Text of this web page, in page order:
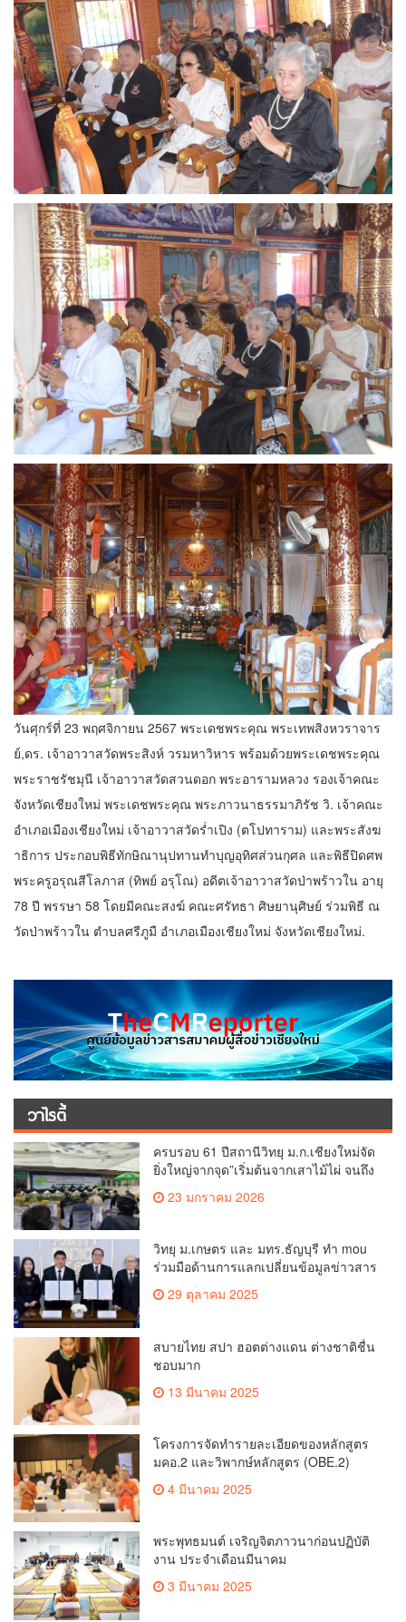
วันศุกร์ที่ 23 พฤศจิกายน 2567 พระเดชพระคุณ พระเทพสิงหวราจาร
ย์,ดร. เจ้าอาวาสวัดพระสิงห์ วรมหาวิหาร พร้อมด้วยพระเดชพระคุณ
พระราชรัชมุนี เจ้าอาวาสวัดสวนดอก พระอารามหลวง รองเจ้าคณะ
จังหวัดเชียงใหม่ พระเดชพระคุณ พระภาวนาธรรมาภิรัช วิ. เจ้าคณะ
อำเภอเมืองเชียงใหม่ เจ้าอาวาสวัดร่ำเปิง (ตโปทาราม) และพระสังฆ
าธิการ ประกอบพิธีทักษิณานุปทานทำบุญอุทิศส่วนกุศล และพิธีปิดศพ
พระครูอรุณสีโลภาส (ทิพย์ อรุโณ) อดีตเจ้าอาวาสวัดป่าพร้าวใน อายุ
78 ปี พรรษา 58 โดยมีคณะสงฆ์ คณะศรัทธา ศิษยานุศิษย์ ร่วมพิธี ณ
วัดป่าพร้าวใน ตำบลศรีภูมื อำเภอเมืองเชียงใหม่ จังหวัดเชียงใหม่.
วาไรตี้
ครบรอบ 61 ปีสถานีวิทยุ ม.ก.เชียงใหม่จัด
ยิ่งใหญ่จากจุด”เริ่มต้นจากเสาไม้ไผ่ จนถึง
วันที่มี KURplus ในวันนี้”
23 มกราคม 2026
วิทยุ ม.เกษตร และ มทร.ธัญบุรี ทำ mou
ร่วมมือด้านการแลกเปลี่ยนข้อมูลข่าวสาร
เพื่อถ่ายทอดองค์ความรู้ดีๆสู่ประชาชนให้
ครอบคลุม
29 ตุลาคม 2025
สบายไทย สปา ฮอตต่างแดน ต่างชาติชื่น
ชอบมาก
13 มีนาคม 2025
โครงการจัดทำรายละเอียดของหลักสูตร
มคอ.2 และวิพากษ์หลักสูตร (OBE.2)
4 มีนาคม 2025
พระพุทธมนต์ เจริญจิตภาวนาก่อนปฏิบัติ
งาน ประจำเดือนมีนาคม
3 มีนาคม 2025